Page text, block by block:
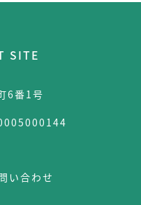
SITE
6番1号
い合わせ